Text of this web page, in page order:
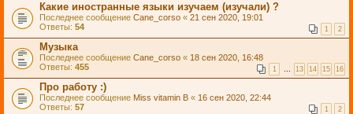
Какие иностранные языки изучаем (изучали) ?
Последнее сообщение Cane_corso « 21 сен 2020, 19:01
Ответы: 54 1 2
Музыка
Последнее сообщение Cane_corso « 18 сен 2020, 16:48
Ответы: 455 1 … 13 14 15 16
Про работу :)
Последнее сообщение Miss vitamin B « 16 сен 2020, 22:44
Ответы: 57 1 2